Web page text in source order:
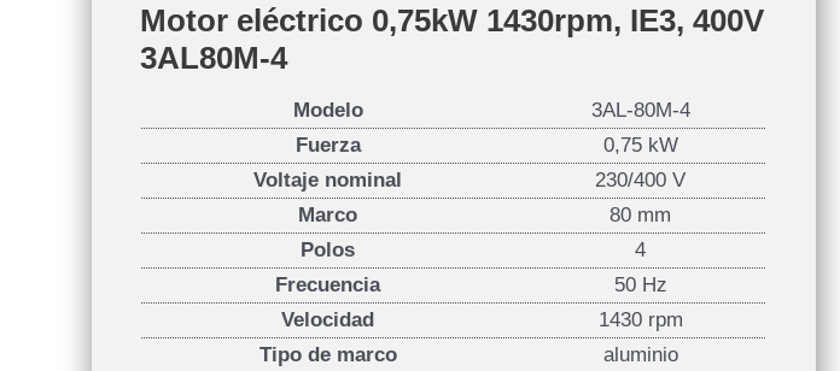
Motor eléctrico 0,75kW 1430rpm, IE3, 400V
3AL80M-4
Modelo
3AL-80M-4
Fuerza
0,75 kW
Voltaje nominal
230/400 V
Marco
80 mm
Polos
4
Frecuencia
50 Hz
Velocidad
1430 rpm
Tipo de marco
aluminio